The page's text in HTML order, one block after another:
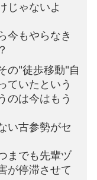
じゃないよ
今もやらなき
の"徒歩移動"自
ていたという
のは今はもう
い古参勢がセ
までも先輩ヅ
が停滞させて